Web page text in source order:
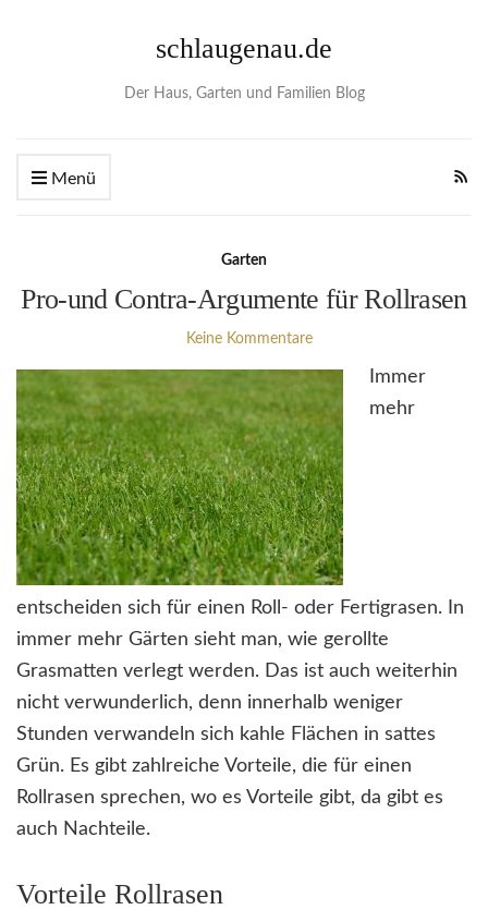
schlaugenau.de
Der Haus, Garten und Familien Blog
Menü
Garten
Pro-und Contra-Argumente für Rollrasen
Keine Kommentare
Immer
mehr
entscheiden sich für einen Roll- oder Fertigrasen. In
immer mehr Gärten sieht man, wie gerollte
Grasmatten verlegt werden. Das ist auch weiterhin
nicht verwunderlich, denn innerhalb weniger
Stunden verwandeln sich kahle Flächen in sattes
Grün. Es gibt zahlreiche Vorteile, die für einen
Rollrasen sprechen, wo es Vorteile gibt, da gibt es
auch Nachteile.
Vorteile Rollrasen